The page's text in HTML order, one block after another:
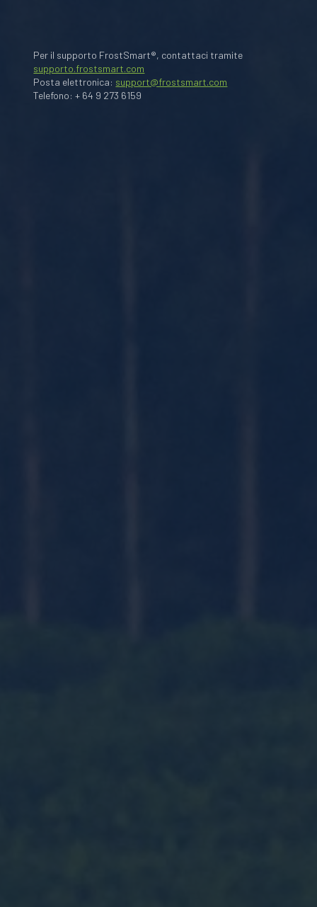
Per il supporto FrostSmart®, contattaci tramite
supporto.frostsmart.com
Posta elettronica: support@frostsmart.com
Telefono: + 64 9 273 6159